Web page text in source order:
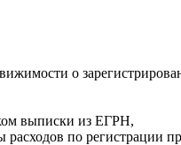
о
выписки из ЕГРН,
расходов по регистрации